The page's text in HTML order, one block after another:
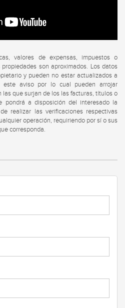
valores de expensas, impuestos o
son aproximados. Los datos
y pueden no estar actualizados a
aviso por lo cual pueden arrojar
que surjan de los las facturas, títulos o
pondrá a disposición del interesado la
realizar las verificaciones respectivas
operación, requiriendo por sí o sus
corresponda.